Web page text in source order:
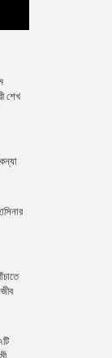
শেখ